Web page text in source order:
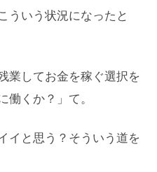
ういう状況になったと
業してお金を稼ぐ選択を
働くか？」て。
イと思う？そういう道を